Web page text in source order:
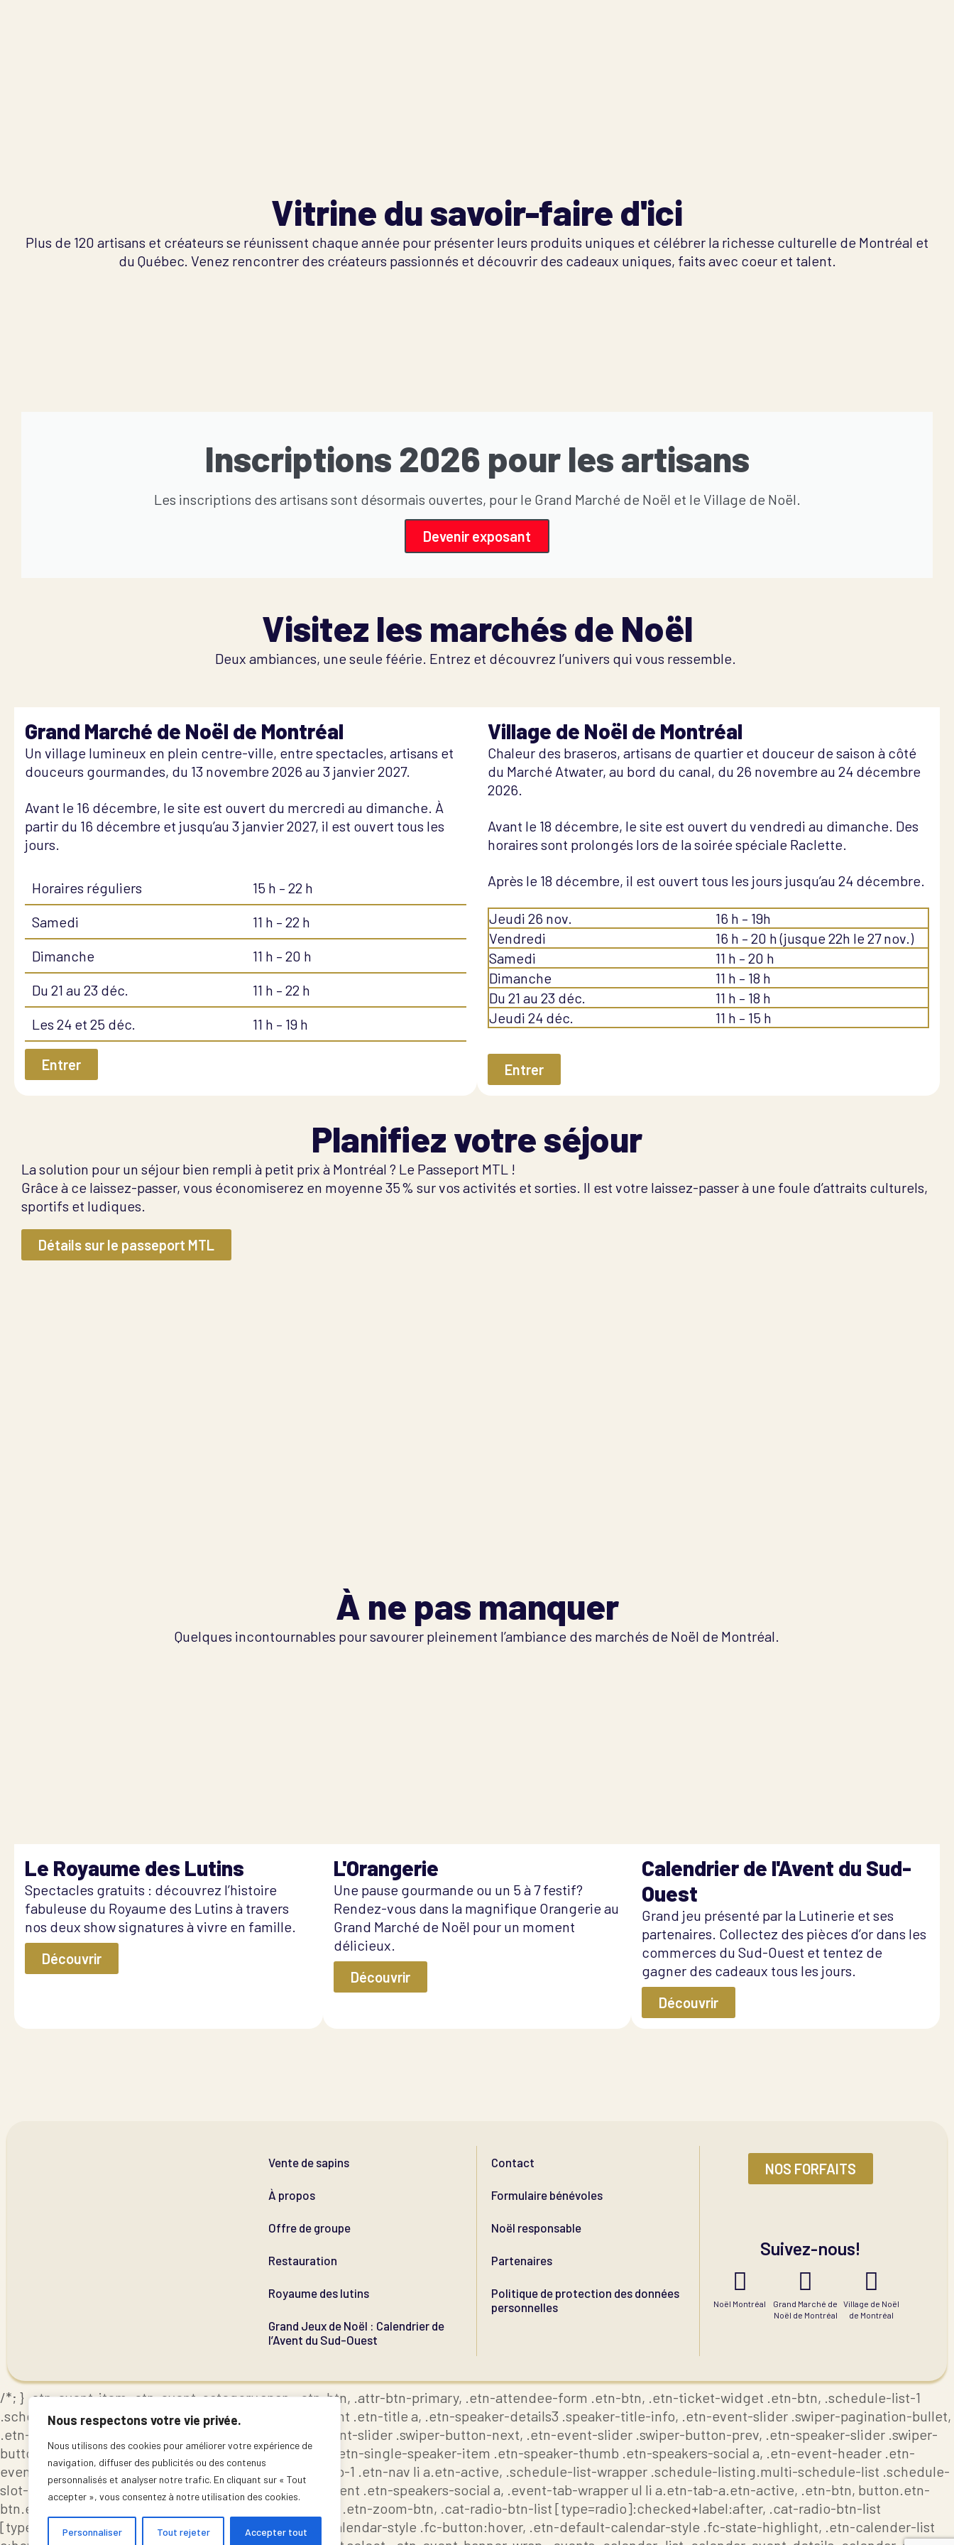
Nous respectons votre vie privée.
Nous utilisons des cookies pour améliorer votre expérience de
navigation, diffuser des publicités ou des contenus
personnalisés et analyser notre trafic. En cliquant sur « Tout
accepter », vous consentez à notre utilisation des cookies.
Personnaliser Tout rejeter Accepter tout
Vitrine du savoir-faire d'ici
Plus de 120 artisans et créateurs se réunissent chaque année pour présenter leurs produits uniques et célébrer la richesse culturelle de Montréal et
du Québec. Venez rencontrer des créateurs passionnés et découvrir des cadeaux uniques, faits avec coeur et talent.
Inscriptions 2026 pour les artisans
Les inscriptions des artisans sont désormais ouvertes, pour le Grand Marché de Noël et le Village de Noël.
Devenir exposant
Visitez les marchés de Noël
Deux ambiances, une seule féérie. Entrez et découvrez l’univers qui vous ressemble.
Grand Marché de Noël de Montréal
Un village lumineux en plein centre-ville, entre spectacles, artisans et
douceurs gourmandes, du 13 novembre 2026 au 3 janvier 2027.
Avant le 16 décembre, le site est ouvert du mercredi au dimanche. À
partir du 16 décembre et jusqu’au 3 janvier 2027, il est ouvert tous les
jours.
Horaires réguliers
15 h – 22 h
Samedi
11 h – 22 h
Dimanche
11 h – 20 h
Du 21 au 23 déc.
11 h – 22 h
Les 24 et 25 déc.
11 h – 19 h
Entrer
Village de Noël de Montréal
Chaleur des braseros, artisans de quartier et douceur de saison à côté
du Marché Atwater, au bord du canal, du 26 novembre au 24 décembre
2026.
Avant le 18 décembre, le site est ouvert du vendredi au dimanche. Des
horaires sont prolongés lors de la soirée spéciale Raclette.
Après le 18 décembre, il est ouvert tous les jours jusqu’au 24 décembre.
Jeudi 26 nov.
16 h – 19h
Vendredi
16 h – 20 h (jusque 22h le 27 nov.)
Samedi
11 h – 20 h
Dimanche
11 h – 18 h
Du 21 au 23 déc.
11 h – 18 h
Jeudi 24 déc.
11 h – 15 h
Entrer
Planifiez votre séjour
La solution pour un séjour bien rempli à petit prix à Montréal ? Le Passeport MTL !
Grâce à ce laissez-passer, vous économiserez en moyenne 35 % sur vos activités et sorties. Il est votre laissez-passer à une foule d’attraits culturels,
sportifs et ludiques.
Détails sur le passeport MTL
À ne pas manquer
Quelques incontournables pour savourer pleinement l’ambiance des marchés de Noël de Montréal.
Le Royaume des Lutins
Spectacles gratuits : découvrez l’histoire
fabuleuse du Royaume des Lutins à travers
nos deux show signatures à vivre en famille.
Découvrir
L'Orangerie
Une pause gourmande ou un 5 à 7 festif?
Rendez-vous dans la magnifique Orangerie au
Grand Marché de Noël pour un moment
délicieux.
Découvrir
Calendrier de l'Avent du Sud-
Ouest
Grand jeu présenté par la Lutinerie et ses
partenaires. Collectez des pièces d’or dans les
commerces du Sud-Ouest et tentez de
gagner des cadeaux tous les jours.
Découvrir
Vente de sapins
À propos
Offre de groupe
Restauration
Royaume des lutins
Grand Jeux de Noël : Calendrier de
l’Avent du Sud-Ouest
Contact
Formulaire bénévoles
Noël responsable
Partenaires
Politique de protection des données
personnelles
NOS FORFAITS
Suivez-nous!
Noël Montréal
Grand Marché de
Noël de Montréal
Village de Noël
de Montréal
/*; } .etn-event-item .etn-event-category span, .etn-btn, .attr-btn-primary, .etn-attendee-form .etn-btn, .etn-ticket-widget .etn-btn, .schedule-list-1
.schedule-header, .speaker-style4 .etn-speaker-content .etn-title a, .etn-speaker-details3 .speaker-title-info, .etn-event-slider .swiper-pagination-bullet,
.etn-speaker-slider .swiper-pagination-bullet, .etn-event-slider .swiper-button-next, .etn-event-slider .swiper-button-prev, .etn-speaker-slider .swiper-
button-next, .etn-speaker-slider .swiper-button-prev, .etn-single-speaker-item .etn-speaker-thumb .etn-speakers-social a, .etn-event-header .etn-
event-countdown-wrap .etn-count-item, .schedule-tab-1 .etn-nav li a.etn-active, .schedule-list-wrapper .schedule-listing.multi-schedule-list .schedule-
slot-time, .etn-speaker-item.style-3 .etn-speaker-content .etn-speakers-social a, .event-tab-wrapper ul li a.etn-tab-a.etn-active, .etn-btn, button.etn-
btn.etn-btn-primary, .etn-schedule-style-3 ul li:before, .etn-zoom-btn, .cat-radio-btn-list [type=radio]:checked+label:after, .cat-radio-btn-list
[type=radio]:not(:checked)+label:after, .etn-default-calendar-style .fc-button:hover, .etn-default-calendar-style .fc-state-highlight, .etn-calender-list